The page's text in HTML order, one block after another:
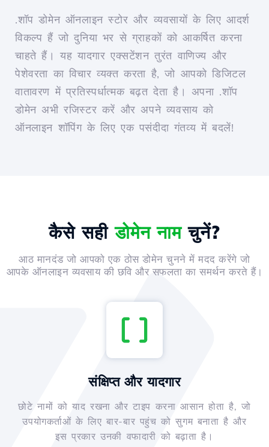
.शॉप डोमेन ऑनलाइन स्टोर और व्यवसायों के लिए आदर्श
विकल्प हैं जो दुनिया भर से ग्राहकों को आकर्षित करना
चाहते हैं। यह यादगार एक्सटेंशन तुरंत वाणिज्य और
पेशेवरता का विचार व्यक्त करता है, जो आपको डिजिटल
वातावरण में प्रतिस्पर्धात्मक बढ़त देता है। अपना .शॉप
डोमेन अभी रजिस्टर करें और अपने व्यवसाय को
ऑनलाइन शॉपिंग के लिए एक पसंदीदा गंतव्य में बदलें!
कैसे सहीडोमेन नामचुनें?
आठ मानदंड जो आपको एक ठोस डोमेन चुनने में मदद करेंगे जो
आपके ऑनलाइन व्यवसाय की छवि और सफलता का समर्थन करते हैं।
संक्षिप्त और यादगार
छोटे नामों को याद रखना और टाइप करना आसान होता है, जो
उपयोगकर्ताओं के लिए बार-बार पहुंच को सुगम बनाता है और
इस प्रकार उनकी वफादारी को बढ़ाता है।